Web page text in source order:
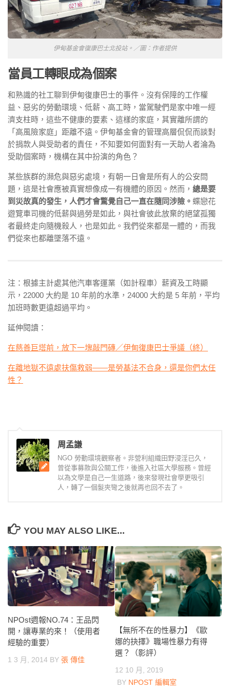
伊甸基金會復康巴士北投站。／圖：作者提供
當員工轉眼成為個案
和熟識的社工聊到伊甸復康巴士的事件。沒有保障的工作權
益、惡劣的勞動環境、低薪、高工時，當駕駛們是家中唯一經
濟支柱時，這些不健康的要素、這樣的家庭，其實離所謂的
「高風險家庭」距離不遠。伊甸基金會的管理高層侃侃而談對
於捐款人與受助者的責任，不知要如何面對有一天助人者淪為
受助個案時，機構在其中扮演的角色？
某些族群的瀕危與惡劣處境，有朝一日會是所有人的公安問
題，這是社會應被真實想像成一有機體的原因。然而， 總是要
到災故真的發生，人們才會驚覺自己一直在隨同涉險。 蝶戀花
遊覽車司機的低薪與過勞是如此，與社會彼此放棄的絕望孤獨
者最終走向隨機殺人，也是如此。我們從來都是一體的，而我
們從來也都離墜落不遠。
注：根據主計處其他汽車客運業（如計程車）薪資及工時顯
示，22000 大約是 10 年前的水準，24000 大約是 5 年前，平均
加班時數更遠超過平均。
延伸閱讀：
在慈善巨塔前，放下一塊敲門磚／伊甸復康巴士爭議（終）
在離地獄不遠處扶傷救弱——是勞基法不合身，還是你們太任
性？
周孟謙
NGO 勞動環境觀察者。非營利組織田野浸淫已久，
曾從事募款與公關工作，後進入社區大學服務。曾經
以為文學是自己一生道路，後來發現社會學更吸引
人，轉了一個髮夾彎之後就再也回不去了。
YOU MAY ALSO LIKE...
NPOst週報NO.74：王品閃
開，讓專業的來！（使用者
經驗的重要）
1 3 月, 2014 BY 張 傳佳
【無所不在的性暴力】《歐
娜的抉擇》職場性暴力有得
選？（影評）
12 10 月, 2019
BY NPOST 編輯室